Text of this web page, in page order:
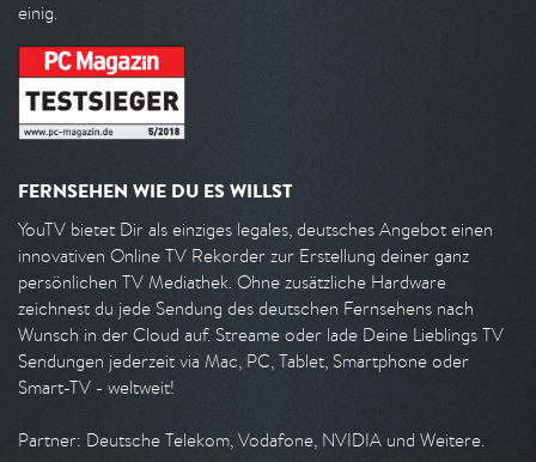
einig.
FERNSEHEN WIE DU ES WILLST
YouTV bietet Dir als einziges legales, deutsches Angebot einen
innovativen Online TV Rekorder zur Erstellung deiner ganz
persönlichen TV Mediathek. Ohne zusätzliche Hardware
zeichnest du jede Sendung des deutschen Fernsehens nach
Wunsch in der Cloud auf. Streame oder lade Deine Lieblings TV
Sendungen jederzeit via Mac, PC, Tablet, Smartphone oder
Smart-TV - weltweit!
Partner: Deutsche Telekom, Vodafone, NVIDIA und Weitere.